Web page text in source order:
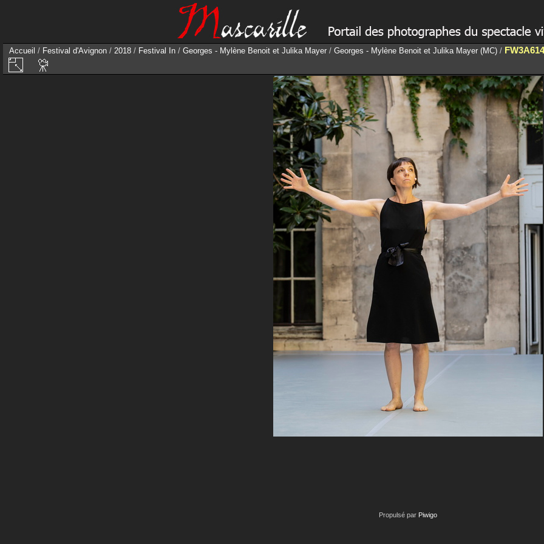
Accueil / Festival d'Avignon / 2018 / Festival In / Georges - Mylène Benoit et Julika Mayer / Georges - Mylène Benoit et Julika Mayer (MC) /
Propulsé par Piwigo